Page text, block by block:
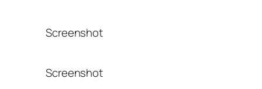
Screenshot
Screenshot